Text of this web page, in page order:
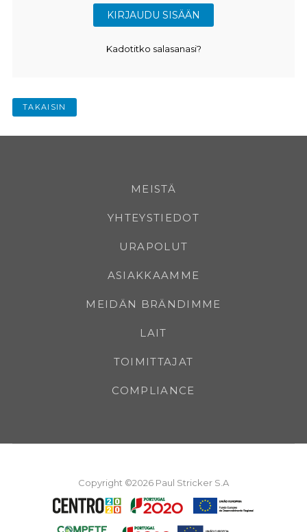
Kadotitko salasanasi?
TAKAISIN
MEISTÄ
YHTEYSTIEDOT
URAPOLUT
ASIAKKAAMME
MEIDÄN BRÄNDIMME
LAIT
TOIMITTAJAT
COMPLIANCE
Copyright ©2026 Paul Stricker S.A